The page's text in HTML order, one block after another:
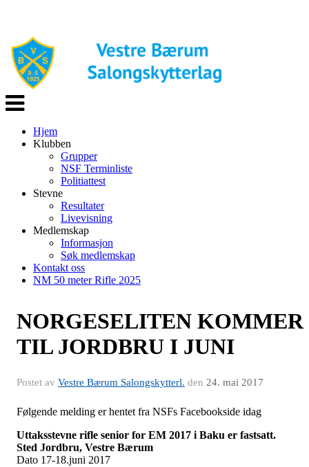
Veksle
navigasjon
Hjem
Klubben
Grupper
NSF Terminliste
Politiattest
Stevne
Resultater
Livevisning
Medlemskap
Informasjon
Søk medlemskap
Kontakt oss
NM 50 meter Rifle 2025
NORGESELITEN KOMMER
TIL JORDBRU I JUNI
Postet av Vestre Bærum Salongskytterl. den 24. mai 2017
Følgende melding er hentet fra NSFs Facebookside idag
Uttaksstevne rifle senior for EM 2017 i Baku er fastsatt.
Sted Jordbru, Vestre Bærum
Dato 17-18.juni 2017